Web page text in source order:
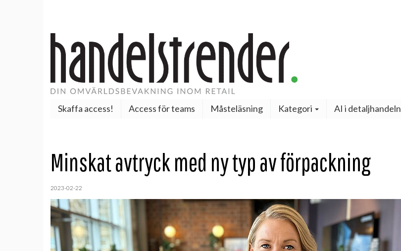
Skaffa access! Access för teams Måsteläsning Kategori AI i detaljhandeln
Minskat avtryck med ny typ av förpackning
2023-02-22